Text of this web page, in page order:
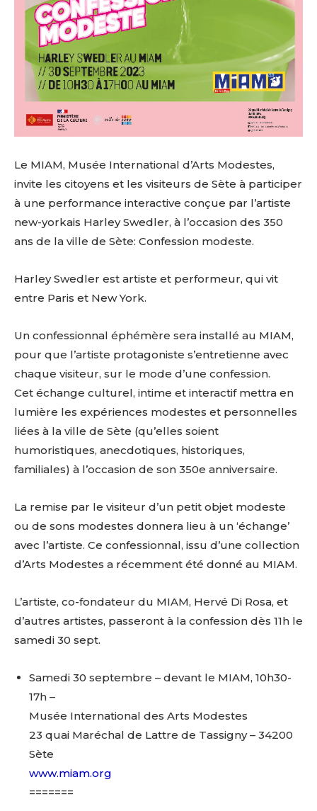
Le MIAM, Musée International d’Arts Modestes,
invite les citoyens et les visiteurs de Sète à participer
à une performance interactive conçue par l’artiste
new-yorkais Harley Swedler, à l’occasion des 350
ans de la ville de Sète: Confession modeste.
Harley Swedler est artiste et performeur, qui vit
entre Paris et New York.
Un confessionnal éphémère sera installé au MIAM,
pour que l’artiste protagoniste s’entretienne avec
chaque visiteur, sur le mode d’une confession.
Cet échange culturel, intime et interactif mettra en
lumière les expériences modestes et personnelles
liées à la ville de Sète (qu’elles soient
humoristiques, anecdotiques, historiques,
familiales) à l’occasion de son 350e anniversaire.
La remise par le visiteur d’un petit objet modeste
ou de sons modestes donnera lieu à un ‘échange’
avec l’artiste. Ce confessionnal, issu d’une collection
d’Arts Modestes a récemment été donné au MIAM.
L’artiste, co-fondateur du MIAM, Hervé Di Rosa, et
d’autres artistes, passeront à la confession dès 11h le
samedi 30 sept.
Samedi 30 septembre – devant le MIAM, 10h30-
17h –
Musée International des Arts Modestes
23 quai Maréchal de Lattre de Tassigny – 34200
Sète
www.miam.org
=======